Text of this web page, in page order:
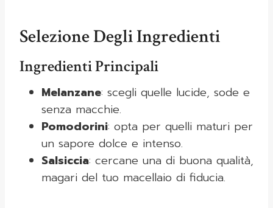
Selezione Degli Ingredienti
Ingredienti Principali
Melanzane: scegli quelle lucide, sode e
senza macchie.
Pomodorini: opta per quelli maturi per
un sapore dolce e intenso.
Salsiccia: cercane una di buona qualità,
magari del tuo macellaio di fiducia.